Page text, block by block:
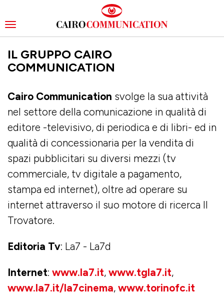
main
content
Toggle
navigation
IL GRUPPO CAIRO
COMMUNICATION
Cairo Communication svolge la sua attività
nel settore della comunicazione in qualità di
editore -televisivo, di periodica e di libri- ed in
qualità di concessionaria per la vendita di
spazi pubblicitari su diversi mezzi (tv
commerciale, tv digitale a pagamento,
stampa ed internet), oltre ad operare su
internet attraverso il suo motore di ricerca Il
Trovatore.
Editoria Tv: La7 - La7d
Internet: www.la7.it, www.tgla7.it,
www.la7.it/la7cinema, www.torinofc.it